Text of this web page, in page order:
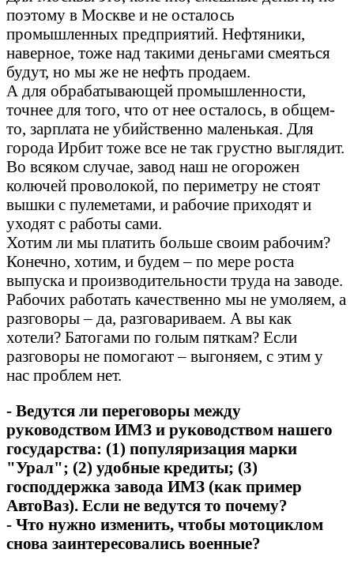
поэтому в Москве и не осталось
промышленных предприятий. Нефтяники,
наверное, тоже над такими деньгами смеяться
будут, но мы же не нефть продаем.
А для обрабатывающей промышленности,
точнее для того, что от нее осталось, в общем-
то, зарплата не убийственно маленькая. Для
города Ирбит тоже все не так грустно выглядит.
Во всяком случае, завод наш не огорожен
колючей проволокой, по периметру не стоят
вышки с пулеметами, и рабочие приходят и
уходят с работы сами.
Хотим ли мы платить больше своим рабочим?
Конечно, хотим, и будем – по мере роста
выпуска и производительности труда на заводе.
Рабочих работать качественно мы не умоляем, а
разговоры – да, разговариваем. А вы как
хотели? Батогами по голым пяткам? Если
разговоры не помогают – выгоняем, с этим у
нас проблем нет.
- Ведутся ли переговоры между
руководством ИМЗ и руководством нашего
государства: (1) популяризация марки
"Урал"; (2) удобные кредиты; (3)
господдержка завода ИМЗ (как пример
АвтоВаз). Если не ведутся то почему?
- Что нужно изменить, чтобы мотоциклом
снова заинтересовались военные?